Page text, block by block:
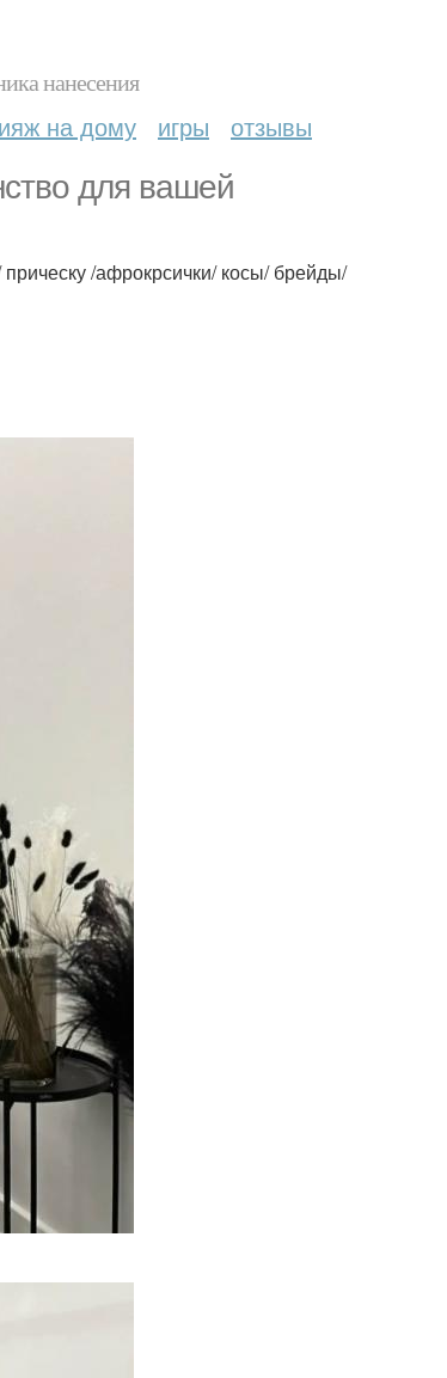
нанесения
на дому игры отзывы
для вашей
/афрокрсички/ косы/ брейды/